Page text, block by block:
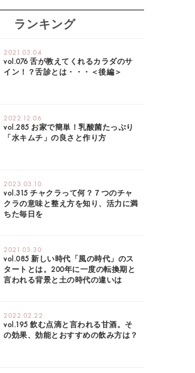
ランキング
2021.03.04
vol.076 舌が教えてくれるカラダのサ
イン！？舌診とは・・・＜後編＞
2022.12.06
vol.285 お家で簡単！乳酸菌たっぷり
「水キムチ」の良さと作り方
2023.03.10
vol.315 チャクラって何？７つのチャ
クラの意味と整え方を知り、活力に満
ちた毎日を
2021.03.30
vol.085 新しい時代「風の時代」のス
タートとは。200年に一度の転換期と
言われる背景と土の時代の違いは
2022.02.22
vol.195 飲む点滴と言われる甘酒。そ
の効果、効能とおすすめの飲み方は？